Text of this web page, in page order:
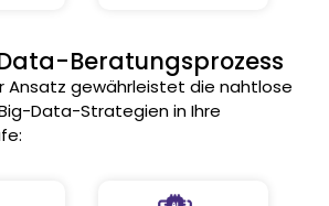
Beratungsprozess
Ansatz gewährleistet die nahtlose
Data-Strategien in Ihre